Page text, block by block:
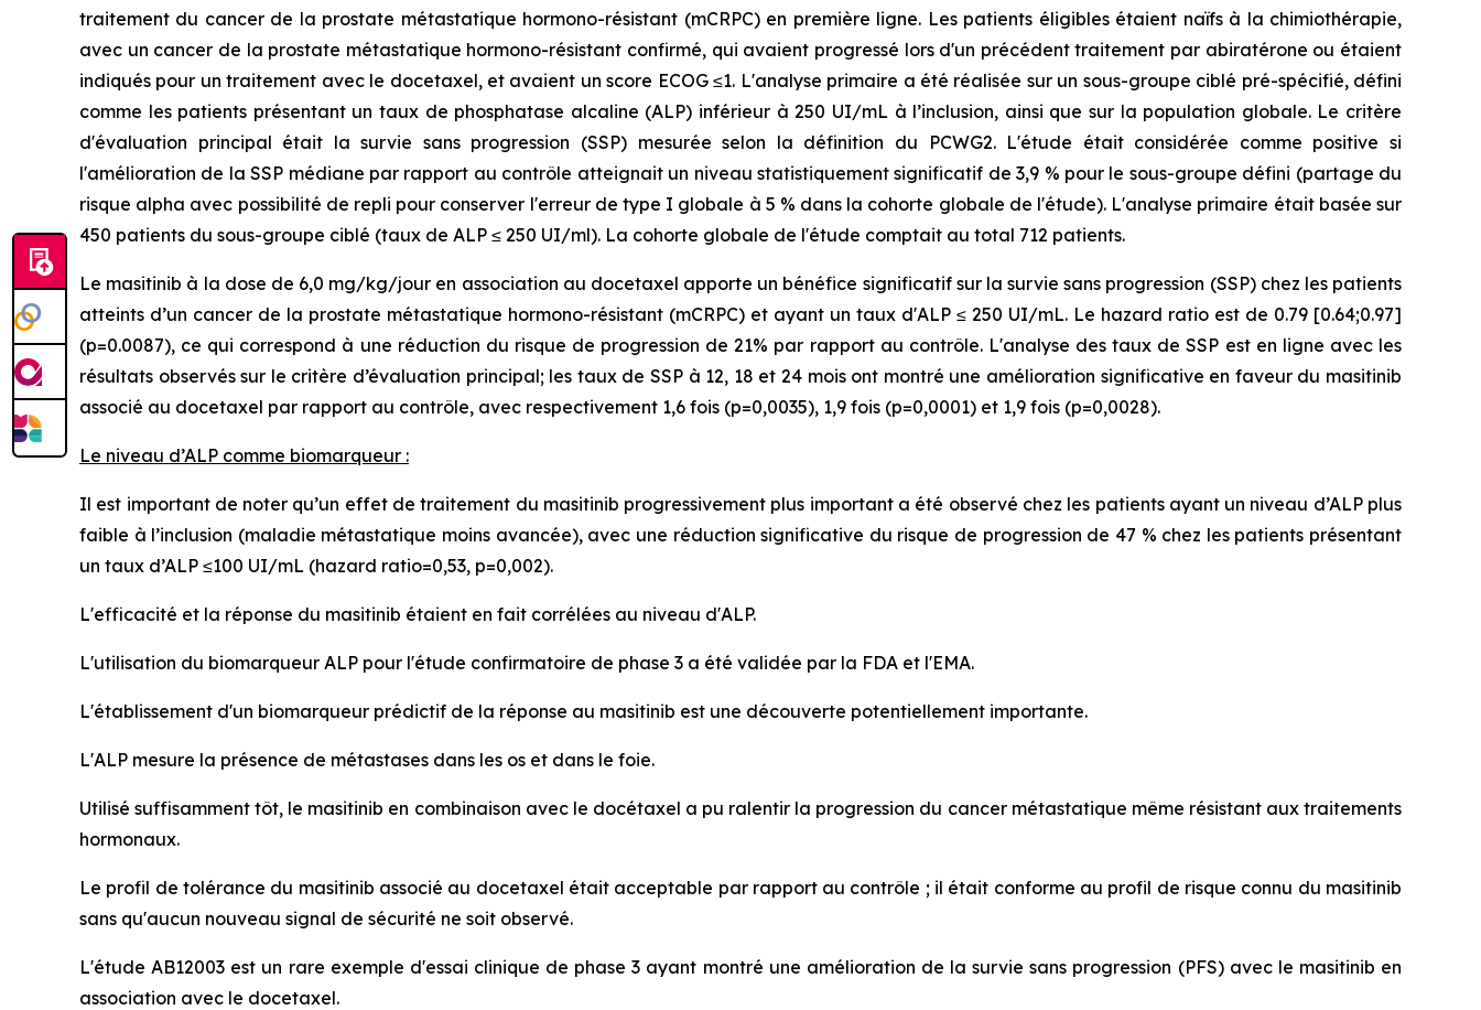
traitement du cancer de la prostate métastatique hormono-résistant (mCRPC) en première ligne. Les patients éligibles étaient naïfs à la chimiothérapie,
avec un cancer de la prostate métastatique hormono-résistant confirmé, qui avaient progressé lors d'un précédent traitement par abiratérone ou étaient
indiqués pour un traitement avec le docetaxel, et avaient un score ECOG ≤1. L'analyse primaire a été réalisée sur un sous-groupe ciblé pré-spécifié, défini
comme les patients présentant un taux de phosphatase alcaline (ALP) inférieur à 250 UI/mL à l’inclusion, ainsi que sur la population globale. Le critère
d'évaluation principal était la survie sans progression (SSP) mesurée selon la définition du PCWG2. L'étude était considérée comme positive si
l'amélioration de la SSP médiane par rapport au contrôle atteignait un niveau statistiquement significatif de 3,9 % pour le sous-groupe défini (partage du
risque alpha avec possibilité de repli pour conserver l'erreur de type I globale à 5 % dans la cohorte globale de l'étude). L'analyse primaire était basée sur
450 patients du sous-groupe ciblé (taux de ALP ≤ 250 UI/ml). La cohorte globale de l'étude comptait au total 712 patients.
Le masitinib à la dose de 6,0 mg/kg/jour en association au docetaxel apporte un bénéfice significatif sur la survie sans progression (SSP) chez les patients
atteints d’un cancer de la prostate métastatique hormono-résistant (mCRPC) et ayant un taux d'ALP ≤ 250 UI/mL. Le hazard ratio est de 0.79 [0.64;0.97]
(p=0.0087), ce qui correspond à une réduction du risque de progression de 21% par rapport au contrôle. L'analyse des taux de SSP est en ligne avec les
résultats observés sur le critère d’évaluation principal; les taux de SSP à 12, 18 et 24 mois ont montré une amélioration significative en faveur du masitinib
associé au docetaxel par rapport au contrôle, avec respectivement 1,6 fois (p=0,0035), 1,9 fois (p=0,0001) et 1,9 fois (p=0,0028).
Le niveau d’ALP comme biomarqueur :
Il est important de noter qu’un effet de traitement du masitinib progressivement plus important a été observé chez les patients ayant un niveau d’ALP plus
faible à l’inclusion (maladie métastatique moins avancée), avec une réduction significative du risque de progression de 47 % chez les patients présentant
un taux d’ALP ≤100 UI/mL (hazard ratio=0,53, p=0,002).
L'efficacité et la réponse du masitinib étaient en fait corrélées au niveau d'ALP.
L'utilisation du biomarqueur ALP pour l'étude confirmatoire de phase 3 a été validée par la FDA et l'EMA.
L'établissement d'un biomarqueur prédictif de la réponse au masitinib est une découverte potentiellement importante.
L'ALP mesure la présence de métastases dans les os et dans le foie.
Utilisé suffisamment tôt, le masitinib en combinaison avec le docétaxel a pu ralentir la progression du cancer métastatique même résistant aux traitements
hormonaux.
Le profil de tolérance du masitinib associé au docetaxel était acceptable par rapport au contrôle ; il était conforme au profil de risque connu du masitinib
sans qu'aucun nouveau signal de sécurité ne soit observé.
L'étude AB12003 est un rare exemple d'essai clinique de phase 3 ayant montré une amélioration de la survie sans progression (PFS) avec le masitinib en
association avec le docetaxel.